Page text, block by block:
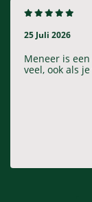
25 Juli 2026
Meneer is
veel, ook als